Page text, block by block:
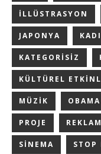
ILLÜSTRASYON
JAPONYA
KATEGORISIZ
KÜLTÜREL
MÜZIK OBAMA
PROJE REKLAM
SINEMA STOP